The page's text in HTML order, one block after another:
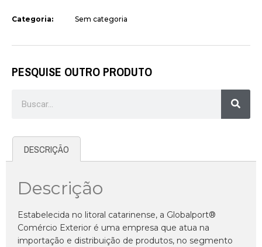
Categoria: Sem categoria
PESQUISE OUTRO PRODUTO
DESCRIÇÃO
Descrição
Estabelecida no litoral catarinense, a Globalport®
Comércio Exterior é uma empresa que atua na
importação e distribuição de produtos, no segmento